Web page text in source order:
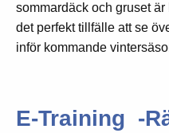
sommardäck och gruset
det perfekt tillfälle att se
inför kommande
E-Training -